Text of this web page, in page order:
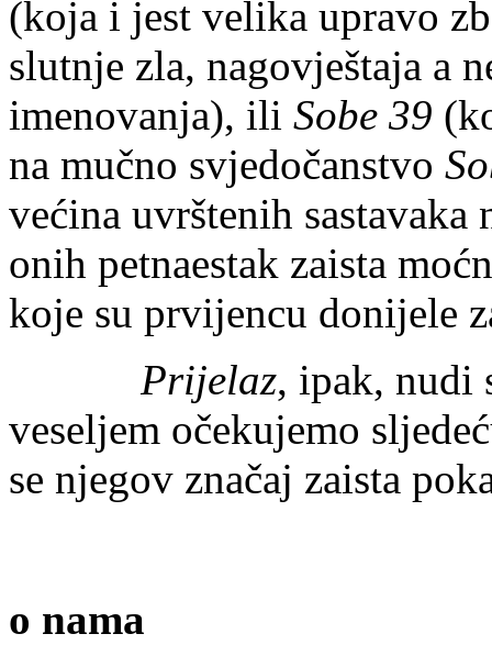
(koja i jest velika upravo
slutnje zla, nagovještaja a
imenovanja), ili Sobe 39
na mučno svjedočanstvo
većina uvrštenih
onih petnaestak zaista
koje su prvijencu donijele
Prijelaz, ipak, nudi
veseljem očekujemo
se njegov značaj zaista
o nama